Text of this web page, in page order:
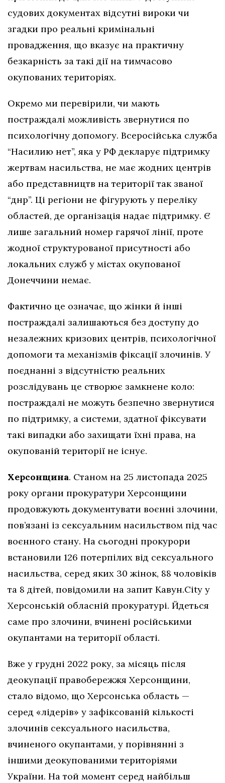
судових документах відсутні вироки чи
згадки про реальні кримінальні
провадження, що вказує на практичну
безкарність за такі дії на тимчасово
окупованих територіях.
Окремо ми перевірили, чи мають
постраждалі можливість звернутися по
психологічну допомогу. Всеросійська служба
“Насилию нет”, яка у РФ декларує підтримку
жертвам насильства, не має жодних центрів
або представництв на території так званої
“днр”. Ці регіони не фігурують у переліку
областей, де організація надає підтримку. Є
лише загальний номер гарячої лінії, проте
жодної структурованої присутності або
локальних служб у містах окупованої
Донеччини немає.
Фактично це означає, що жінки й інші
постраждалі залишаються без доступу до
незалежних кризових центрів, психологічної
допомоги та механізмів фіксації злочинів. У
поєднанні з відсутністю реальних
розслідувань це створює замкнене коло:
постраждалі не можуть безпечно звернутися
по підтримку, а системи, здатної фіксувати
такі випадки або захищати їхні права, на
окупованій території не існує.
Херсонщина. Станом на 25 листопада 2025
року органи прокуратури Херсонщини
продовжують документувати воєнні злочини,
пов’язані із сексуальним насильством під час
воєнного стану. На сьогодні прокурори
встановили 126 потерпілих від сексуального
насильства, серед яких 30 жінок, 88 чоловіків
та 8 дітей, повідомили на запит Кавун.City у
Херсонській обласній прокуратурі. Йдеться
саме про злочини, вчинені російськими
окупантами на території області.
Вже у грудні 2022 року, за місяць після
деокупації правобережжя Херсонщини,
стало відомо, що Херсонська область —
серед «лідерів» у зафіксованій кількості
злочинів сексуального насильства,
вчиненого окупантами, у порівнянні з
іншими деокупованими територіями
України. На той момент серед найбільш